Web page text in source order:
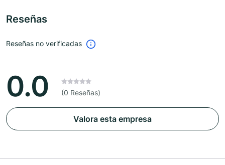
Reseñas
Reseñas no verificadas
0.0 (0 Reseñas)
Valora esta empresa